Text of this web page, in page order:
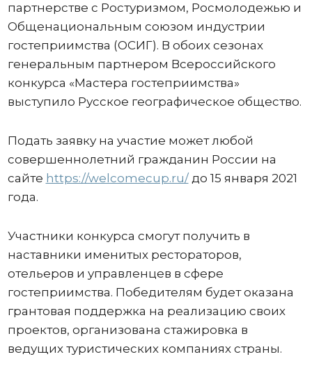
партнерстве с Ростуризмом, Росмолодежью и
Общенациональным союзом индустрии
гостеприимства (ОСИГ). В обоих сезонах
генеральным партнером Всероссийского
конкурса «Мастера гостеприимства»
выступило Русское географическое общество.
Подать заявку на участие может любой
совершеннолетний гражданин России на
сайте https://welcomecup.ru/до 15 января 2021
года.
Участники конкурса смогут получить в
наставники именитых рестораторов,
отельеров и управленцев в сфере
гостеприимства. Победителям будет оказана
грантовая поддержка на реализацию своих
проектов, организована стажировка в
ведущих туристических компаниях страны.